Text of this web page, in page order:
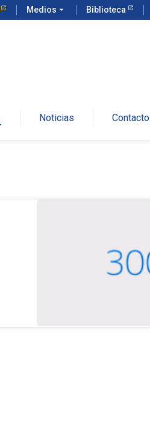
Medios arrow_drop_down Biblioteca
Noticias Contacto